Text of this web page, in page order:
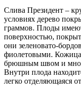
Слива Президент –
условиях дерево
граммов. Плоды
поверхностью,
они зеленовато-
фиолетовыми. Кожица
брюшным швом и
Внутри плода
легко отделяющаяся